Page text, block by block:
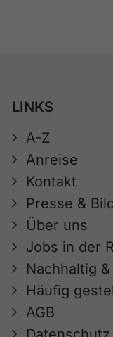
LINKS
A-Z
Anreise
Kontakt
Presse &
Über uns
Jobs in der
Nachhaltig
Häufig
AGB